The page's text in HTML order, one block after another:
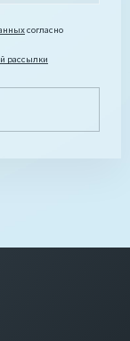
согласно
рассылки